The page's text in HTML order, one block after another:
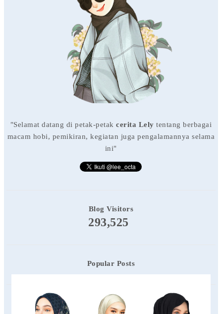
"Selamat datang di petak-petakcerita Lely tentang berbagai
macam hobi, pemikiran, kegiatan juga pengalamannya selama
ini"
Blog Visitors
293,525
Popular Posts